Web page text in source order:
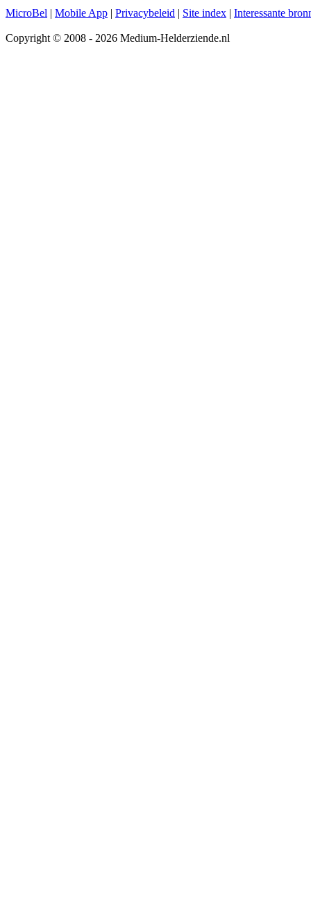
MicroBel | Mobile App | Privacybeleid | Site index | Interessante
Copyright © 2008 - 2026 Medium-Helderziende.nl